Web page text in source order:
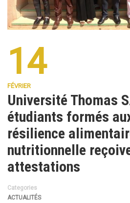
14
FÉVRIER
Université Thomas
étudiants formés
résilience
nutritionnelle
attestations
Categories
ACTUALITÉS